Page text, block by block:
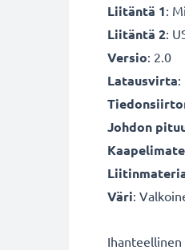
Liitäntä 1:
Liitäntä 2:
Versio: 2.0
Latausvirta:
Johdon
Väri:
Ihanteellinen